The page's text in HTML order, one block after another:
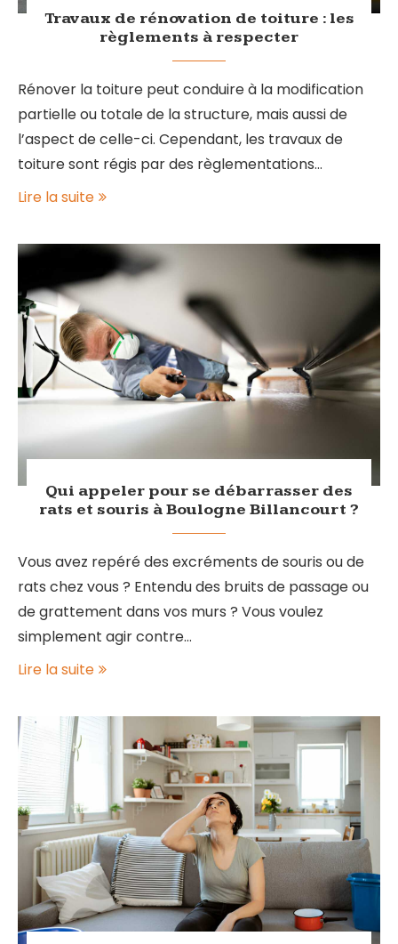
Travaux de rénovation de toiture : les
règlements à respecter
Rénover la toiture peut conduire à la modification
partielle ou totale de la structure, mais aussi de
l’aspect de celle-ci. Cependant, les travaux de
toiture sont régis par des règlementations…
Lire la suite
Qui appeler pour se débarrasser des
rats et souris à Boulogne Billancourt ?
Vous avez repéré des excréments de souris ou de
rats chez vous ? Entendu des bruits de passage ou
de grattement dans vos murs ? Vous voulez
simplement agir contre…
Lire la suite